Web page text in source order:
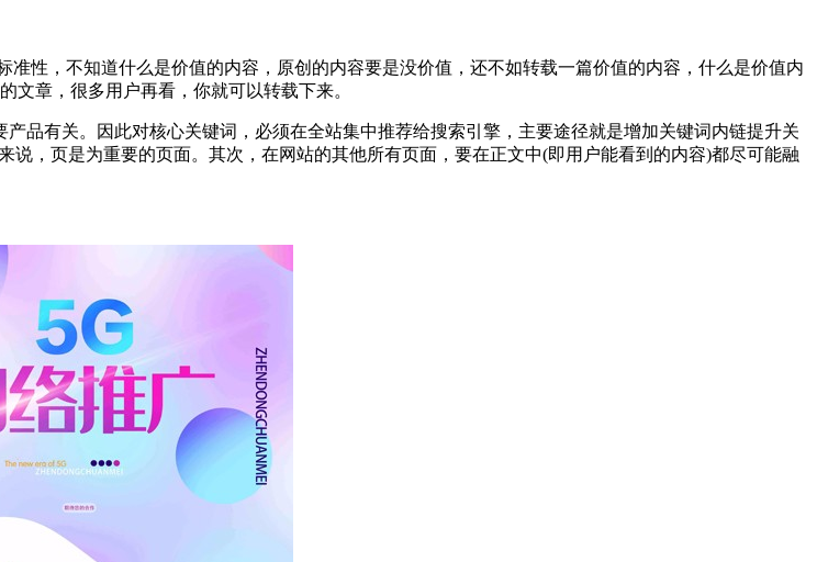
性，不知道什么是价值的内容，原创的内容要是没价值，还不如转载一篇价值的内容，什么是价值内
文章，很多用户再看，你就可以转载下来。
品有关。因此对核心关键词，必须在全站集中推荐给搜索引擎，主要途径就是增加关键词内链提升关
，页是为重要的页面。其次，在网站的其他所有页面，要在正文中(即用户能看到的内容)都尽可能融